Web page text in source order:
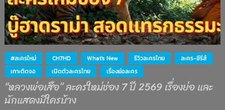
#ละครใหม่ CH7HD What's New รีวิวละครไทย
ละคร-ซีรีส์
เกาะติดจอ
เปิดตัวละครไทย เรื่องย่อละคร
“หลวงพ่อเสือ” ละครใหม่ช่อง 7 ปี 2569 เรื่องย่อ และ
นักแสดงมีใครบ้าง